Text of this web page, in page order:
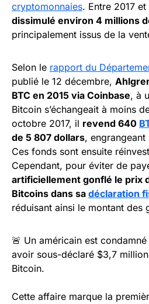
cryptomonnaies. Entre 2017
dissimulé environ 4 millions
principalement issus de la
Selon le rapport du
publié le 12 décembre,
BTC en 2015 via Coinbase, à
Bitcoin s’échangeait à moins
octobre 2017, il revend 640
de 5 807 dollars,
Ces fonds sont ensuite
Cependant, pour éviter de
artificiellement gonflé le prix
Bitcoins dans sa déclaration
réduisant ainsi le montant des
🚨 Un américain est
avoir sous-déclaré $3,7
Bitcoin.
Cette affaire marque la